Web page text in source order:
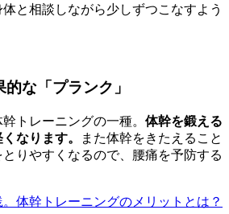
と相談しながら少しずつこなすよう
な「プランク」
トレーニングの一種。 体幹を鍛える
なります。
また体幹をきたえること
りやすくなるので、腰痛を予防する
体幹トレーニングのメリットとは？